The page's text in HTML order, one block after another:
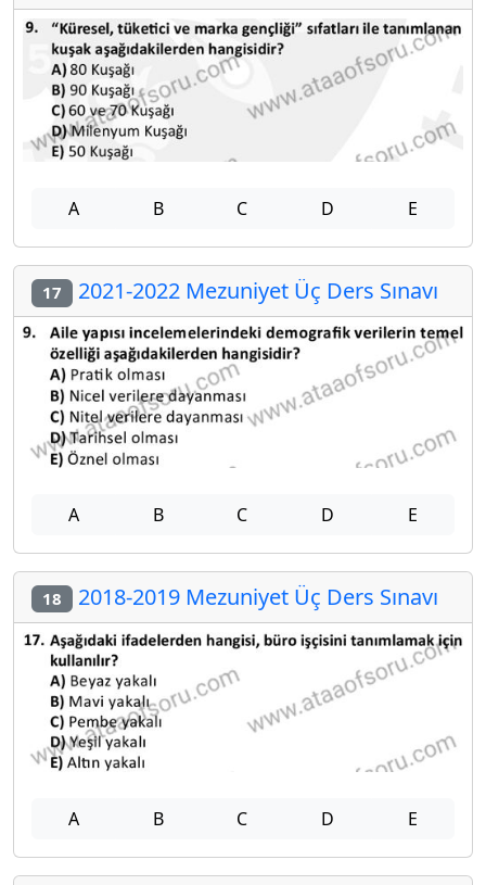
A B C D E
17 2021-2022 Mezuniyet Üç Ders Sınavı
A B C D E
18 2018-2019 Mezuniyet Üç Ders Sınavı
A B C D E